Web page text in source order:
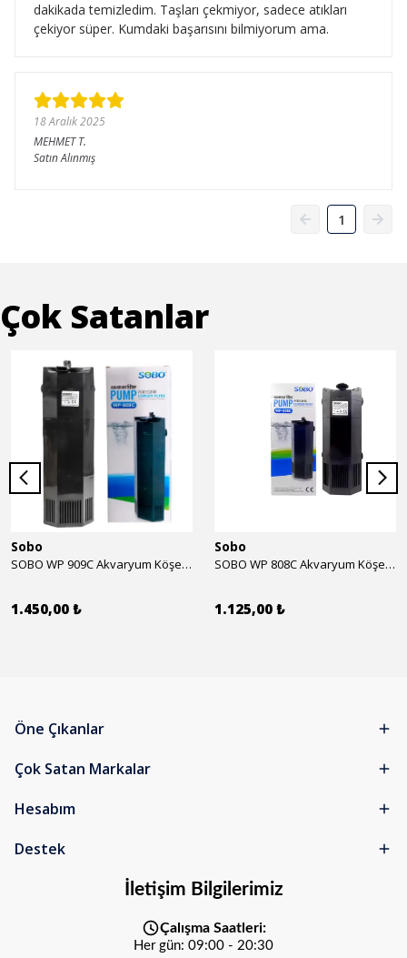
dakikada temizledim. Taşları çekmiyor, sadece atıkları
çekiyor süper. Kumdaki başarısını bilmiyorum ama.
18 Aralık 2025
MEHMET T.
Satın Alınmış
1
Çok Satanlar
Sobo
SOBO WP 909C Akvaryum Köşe İç Filtre 1600 l/h 28w
1.450,00 ₺
Sobo
SOBO WP 808C Akvaryum Köşe İç Filtre 800 l/h 15w
1.125,00 ₺
Öne Çıkanlar
Çok Satan Markalar
Hesabım
Destek
İletişim Bilgilerimiz
Çalışma Saatleri:
Her gün: 09:00 - 20:30